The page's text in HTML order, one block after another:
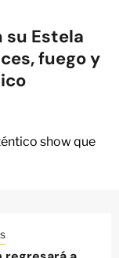
su Estela
fuego y
show que